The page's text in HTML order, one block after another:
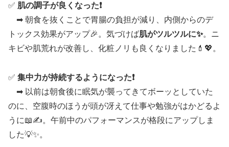
✅ 肌の調子が良くなった❗
➡ 朝食を抜くことで胃腸の負担が減り、内側からのデ
トックス効果がアップ🎉。気づけば肌がツルツルに✨。ニ
キビや肌荒れが改善し、化粧ノリも良くなりました💄💖。
✅ 集中力が持続するようになった❗
➡ 以前は朝食後に眠気が襲ってきてボーッとしていた
のに、空腹時のほうが頭が冴えて仕事や勉強がはかどるよ
うに📖✍。午前中のパフォーマンスが格段にアップしま
した💡✨。